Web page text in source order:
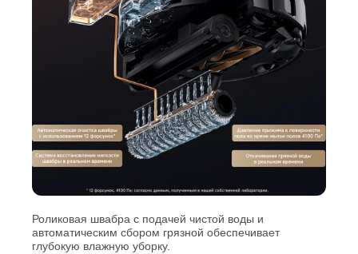
Роликовая швабра с подачей чистой воды и
автоматическим сбором грязной обеспечивает
глубокую влажную уборку.